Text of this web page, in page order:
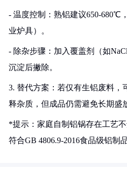
- 温度控制：熟铝建议650-680℃
业炉具）。
- 除杂步骤：加入覆盖剂（如
沉淀后撇除。
3. 替代方案：若仅有生铝废料，
释杂质，但成品仍需避免长期盛
*提示：家庭自制铝锅存在工艺
符合GB 4806.9-2016食品级铝制